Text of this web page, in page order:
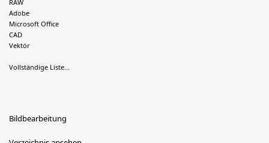
RAW
Adobe
Microsoft Office
CAD
Vektör
Vollständige Liste...
Bildbearbeitung